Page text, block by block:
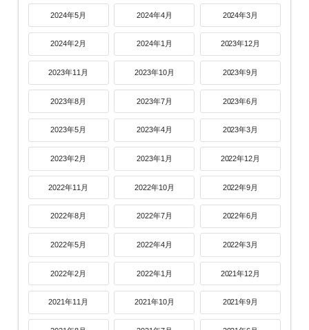
2024年5月 2024年4月 2024年3月
2024年2月 2024年1月 2023年12月
2023年11月 2023年10月 2023年9月
2023年8月 2023年7月 2023年6月
2023年5月 2023年4月 2023年3月
2023年2月 2023年1月 2022年12月
2022年11月 2022年10月 2022年9月
2022年8月 2022年7月 2022年6月
2022年5月 2022年4月 2022年3月
2022年2月 2022年1月 2021年12月
2021年11月 2021年10月 2021年9月